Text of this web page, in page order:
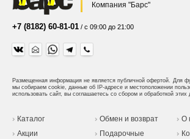
Компания "Барс"
+7 (8182) 60-81-01 / с 09:00 до 21:00
Размещенная информация не является публичной офертой. Для
мы собираем cookie, данные об IP-адресе и местоположении
использовать сайт, вы соглашаетесь со сбором и обработкой этих
Каталог
Акции
Обмен и возврат
Подарочные
О